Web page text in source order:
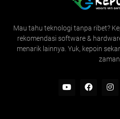
Mau tahu teknologi tanpa ribet?
rekomendasi software &
menarik lainnya. Yuk, kepoin